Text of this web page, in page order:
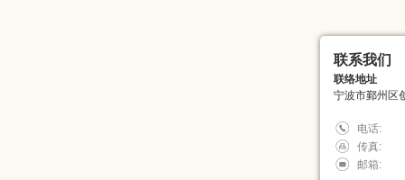
联系我们
联络地址
宁波市鄞州区
电话:
传真:
邮箱: